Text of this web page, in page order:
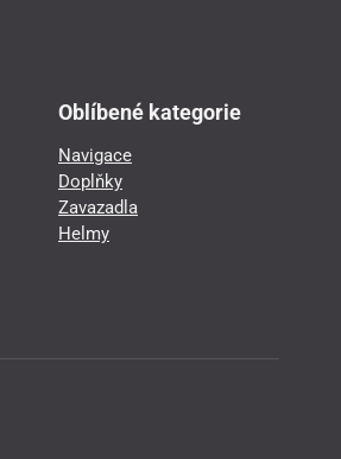
Oblíbené kategorie
Navigace
Doplňky
Zavazadla
Helmy